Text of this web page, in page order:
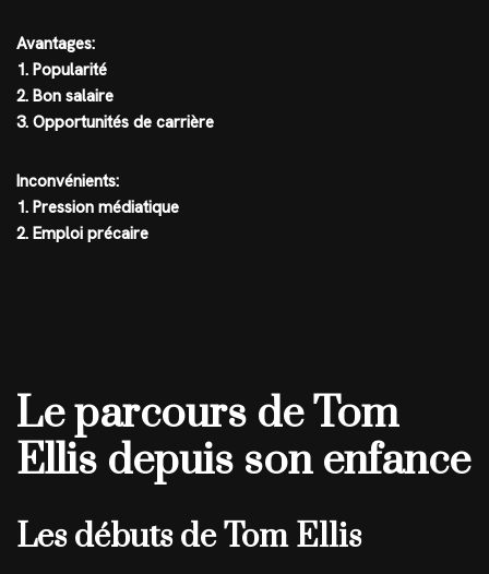
Avantages:
1. Popularité
2. Bon salaire
3. Opportunités de carrière
Inconvénients:
1. Pression médiatique
2. Emploi précaire
Le parcours de Tom
Ellis depuis son enfance
Les débuts de Tom Ellis